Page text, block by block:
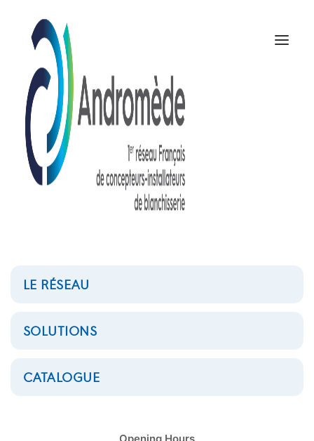
LE RÉSEAU
SOLUTIONS
CATALOGUE